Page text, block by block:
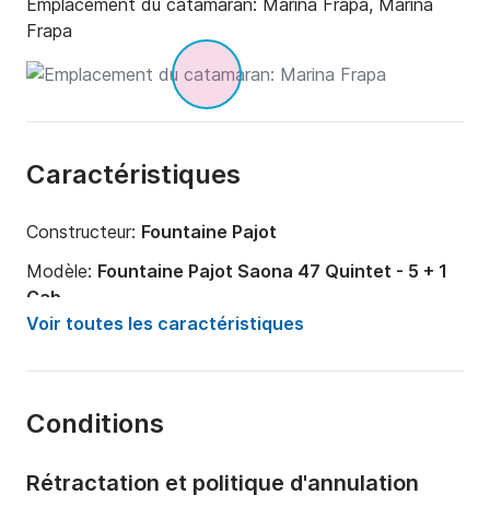
Emplacement du catamaran: Marina Frapa, Marina
Frapa
Caractéristiques
Constructeur: Fountaine Pajot
Modèle: Fountaine Pajot Saona 47 Quintet - 5 + 1
Cab.
Année:2018
Capacité à bord:12 personnes
Nombre de cabines:
Nombre de salles de bains:6
Voir toutes les caractéristiques
Conditions
Rétractation et politique d'annulation